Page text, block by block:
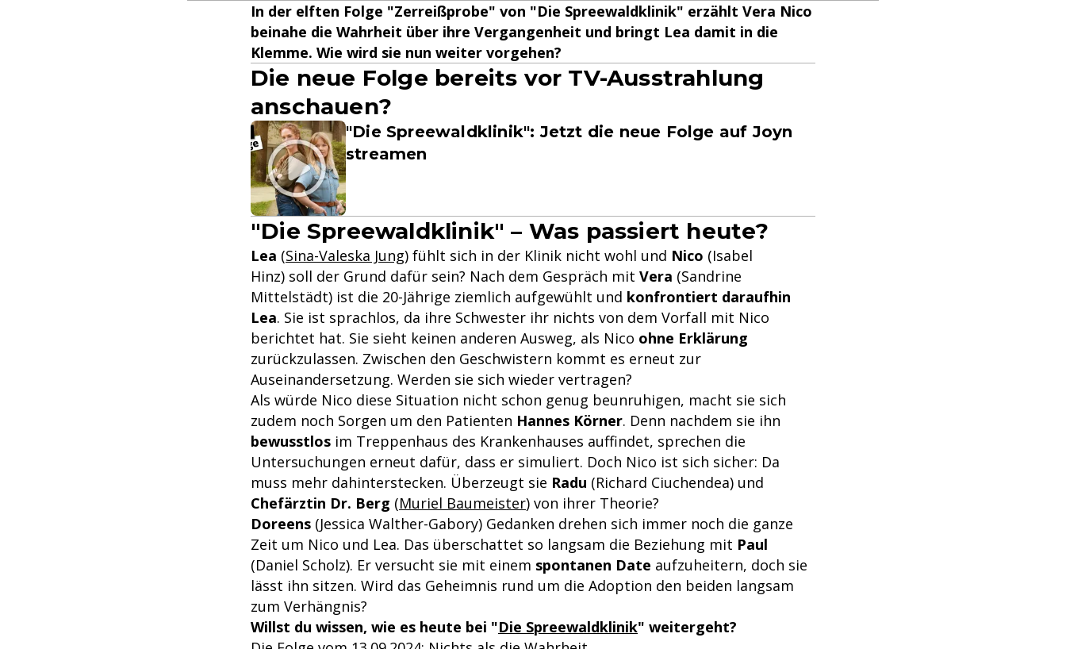
In der elften Folge "Zerreißprobe" von "Die Spreewaldklinik" erzählt Vera Nico
beinahe die Wahrheit über ihre Vergangenheit und bringt Lea damit in die
Klemme. Wie wird sie nun weiter vorgehen?
Die neue Folge bereits vor TV-Ausstrahlung
anschauen?
"Die Spreewaldklinik": Jetzt die neue Folge auf Joyn
streamen
"Die Spreewaldklinik" – Was passiert heute?
Lea (Sina-Valeska Jung) fühlt sich in der Klinik nicht wohl und Nico (Isabel
Hinz) soll der Grund dafür sein? Nach dem Gespräch mit Vera (Sandrine
Mittelstädt) ist die 20-Jährige ziemlich aufgewühlt und konfrontiert daraufhin
Lea. Sie ist sprachlos, da ihre Schwester ihr nichts von dem Vorfall mit Nico
berichtet hat. Sie sieht keinen anderen Ausweg, als Nico ohne Erklärung
zurückzulassen. Zwischen den Geschwistern kommt es erneut zur
Auseinandersetzung. Werden sie sich wieder vertragen?
Als würde Nico diese Situation nicht schon genug beunruhigen, macht sie sich
zudem noch Sorgen um den Patienten Hannes Körner. Denn nachdem sie ihn
bewusstlos im Treppenhaus des Krankenhauses auffindet, sprechen die
Untersuchungen erneut dafür, dass er simuliert. Doch Nico ist sich sicher: Da
muss mehr dahinterstecken. Überzeugt sie Radu (Richard Ciuchendea) und
Chefärztin Dr. Berg (Muriel Baumeister) von ihrer Theorie?
Doreens (Jessica Walther-Gabory) Gedanken drehen sich immer noch die ganze
Zeit um Nico und Lea. Das überschattet so langsam die Beziehung mit Paul
(Daniel Scholz). Er versucht sie mit einem spontanen Date aufzuheitern, doch sie
lässt ihn sitzen. Wird das Geheimnis rund um die Adoption den beiden langsam
zum Verhängnis?
Willst du wissen, wie es heute bei "Die Spreewaldklinik" weitergeht?